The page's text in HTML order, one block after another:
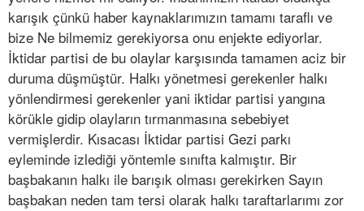
karışık çünkü haber kaynaklarımızın tamamı taraflı ve
bize Ne bilmemiz gerekiyorsa onu enjekte ediyorlar.
İktidar partisi de bu olaylar karşısında tamamen aciz bir
duruma düşmüştür. Halkı yönetmesi gerekenler halkı
yönlendirmesi gerekenler yani iktidar partisi yangına
körükle gidip olayların tırmanmasına sebebiyet
vermişlerdir. Kısacası İktidar partisi Gezi parkı
eyleminde izlediği yöntemle sınıfta kalmıştır. Bir
başbakanın halkı ile barışık olması gerekirken Sayın
başbakan neden tam tersi olarak halkı taraftarlarımı zor